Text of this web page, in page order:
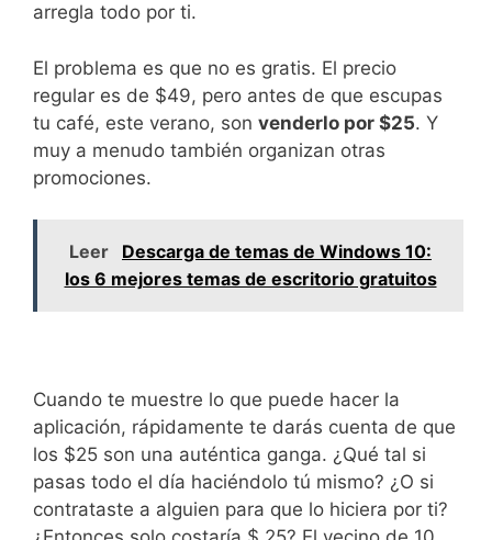
arregla todo por ti.
El problema es que no es gratis. El precio
regular es de $49, pero antes de que escupas
tu café, este verano, son venderlo por $25. Y
muy a menudo también organizan otras
promociones.
Leer
Descarga de temas de Windows 10:
los 6 mejores temas de escritorio gratuitos
Cuando te muestre lo que puede hacer la
aplicación, rápidamente te darás cuenta de que
los $25 son una auténtica ganga. ¿Qué tal si
pasas todo el día haciéndolo tú mismo? ¿O si
contrataste a alguien para que lo hiciera por ti?